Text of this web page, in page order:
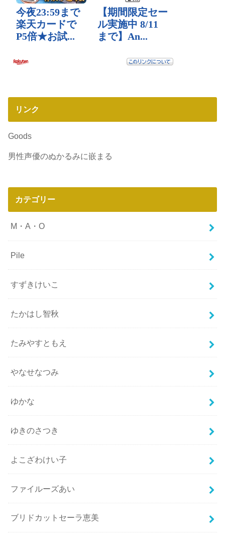
リンク
Goods
男性声優のぬかるみに嵌まる
カテゴリー
M・A・O
Pile
すずきけいこ
たかはし智秋
たみやすともえ
やなせなつみ
ゆかな
ゆきのさつき
よこざわけい子
ファイルーズあい
ブリドカットセーラ恵美